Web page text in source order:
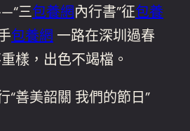
三包養網內行書”征包養
包養網 一路在深圳過春
樣，出色不竭檔。
“善美韶關 我們的節日”